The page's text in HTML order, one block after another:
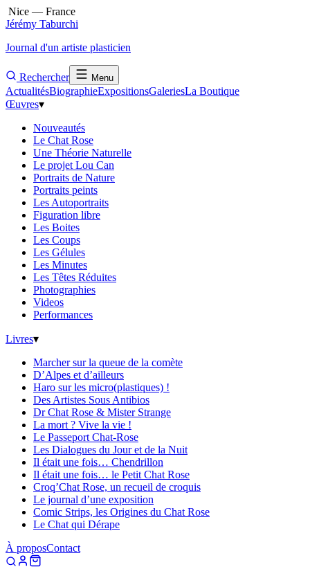
Nice — France
Jérémy Taburchi
Journal d'un artiste plasticien
Rechercher Menu
ActualitésBiographieExpositionsGaleriesLa Boutique
Œuvres▾
Nouveautés
Le Chat Rose
Une Théorie Naturelle
Le projet Lou Can
Portraits de Nature
Portraits peints
Les Autoportraits
Figuration libre
Les Boites
Les Coups
Les Gélules
Les Minutes
Les Têtes Réduites
Photographies
Videos
Performances
Livres▾
Marcher sur la queue de la comète
D’Alpes et d’ailleurs
Haro sur les micro(plastiques) !
Des Artistes Sous Antibios
Dr Chat Rose & Mister Strange
La mort ? Vive la vie !
Le Passeport Chat-Rose
Les Dialogues du Jour et de la Nuit
Il était une fois… Chendrillon
Il était une fois… le Petit Chat Rose
Croq’Chat Rose, un recueil de croquis
Le journal d’une exposition
Comic Strips, les Origines du Chat Rose
Le Chat qui Dérape
À proposContact